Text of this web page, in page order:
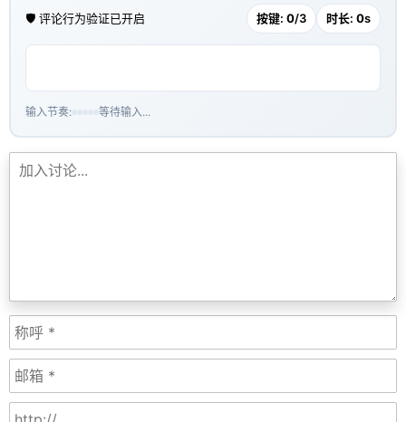
🛡️ 评论行为验证已开启 按键: 0/3 时长: 0s
输入节奏: 等待输入...